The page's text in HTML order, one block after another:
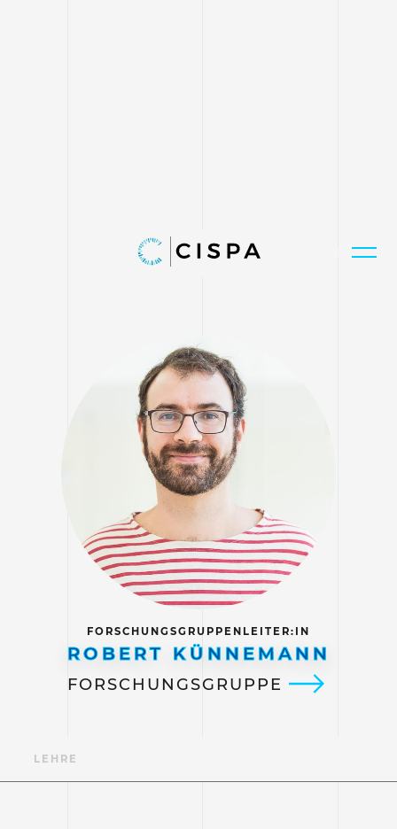
FORSCHUNGSGRUPPENLEITER:IN
ROBERT KÜNNEMANN
FORSCHUNGSGRUPPE
LEHRE